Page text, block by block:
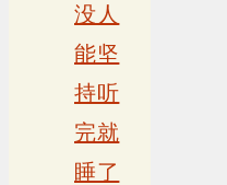
没人
能坚
持听
完就
睡了